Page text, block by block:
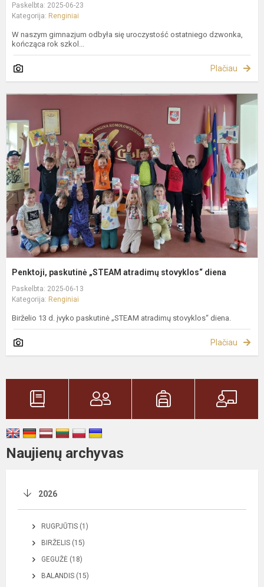
Paskelbta: 2025-06-23
Kategorija: Renginiai
W naszym gimnazjum odbyła się uroczystość ostatniego dzwonka,
kończąca rok szkol...
Plačiau
Penktoji, paskutinė „STEAM atradimų stovyklos“ diena
Paskelbta: 2025-06-13
Kategorija: Renginiai
Birželio 13 d. įvyko paskutinė „STEAM atradimų stovyklos“ diena.
Plačiau
Naujienų archyvas
2026
RUGPJŪTIS (1)
BIRŽELIS (15)
GEGUŽĖ (18)
BALANDIS (15)